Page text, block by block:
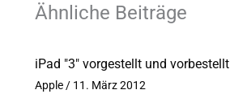
Ähnliche Beiträge
iPad "3" vorgestellt und vorbestellt
Apple/ 11. März 2012